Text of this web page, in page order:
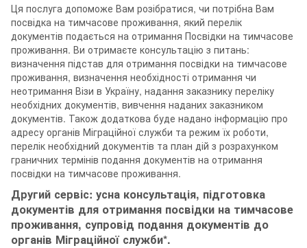
Ця послуга допоможе Вам розібратися, чи потрібна Вам
посвідка на тимчасове проживання, який перелік
документів подається на отримання Посвідки на тимчасове
проживання. Ви отримаєте консультацію з питань:
визначення підстав для отримання посвідки на тимчасове
проживання, визначення необхідності отримання чи
неотримання Візи в Україну, надання заказнику переліку
необхідних документів, вивчення наданих заказником
документів. Також додаткова буде надано інформацію про
адресу органів Міграційної служби та режим їх роботи,
перелік необхідний документів та план дій з розрахунком
граничних термінів подання документів на отримання
посвідки на тимчасове проживання.
Другий сервіс: усна консультація, підготовка
документів для отримання посвідки на тимчасове
проживання, супровід подання документів до
органів Міграційної служби*.